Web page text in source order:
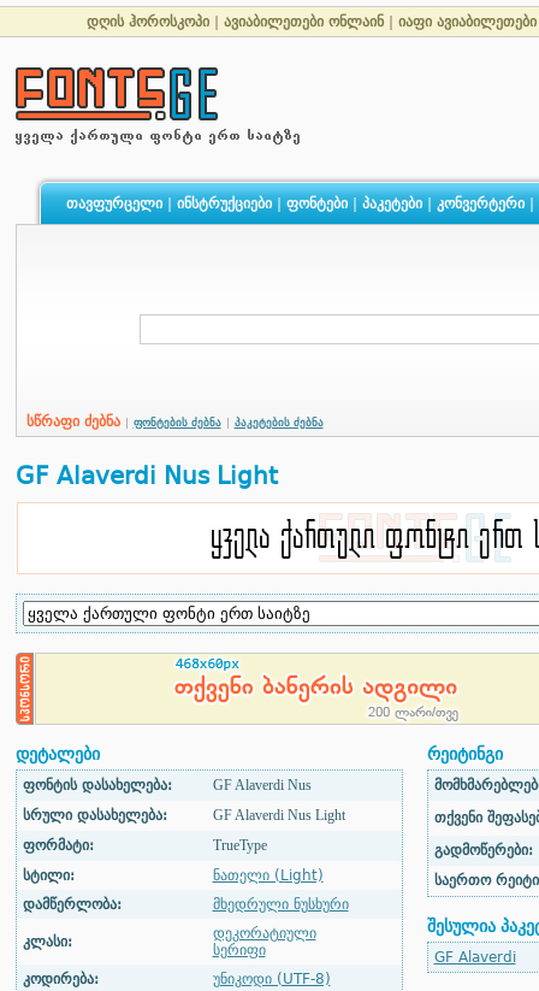
დღის ჰოროსკოპი ავიაბილეთები ონლაინ იაფი ავიაბილეთები
თავფურცელი| ინსტრუქციები| ფონტები| პაკეტები| კონვერტერი|
სწრაფი ძებნა ფონტების ძებნა პაკეტების ძებნა
GF Alaverdi Nus Light
დეტალები
ფონტის დასახელება:
GF Alaverdi Nus
სრული დასახელება:
GF Alaverdi Nus Light
ფორმატი:
TrueType
სტილი:
ნათელი (Light)
დამწერლობა:
მხედრული ნუსხური
კლასი:
დეკორატიული
სერიფი
კოდირება:
უნიკოდი (UTF-8)
რეიტინგი
თქვენი
გადმოწერები:
საერთო
შესულია
GF Alaverdi